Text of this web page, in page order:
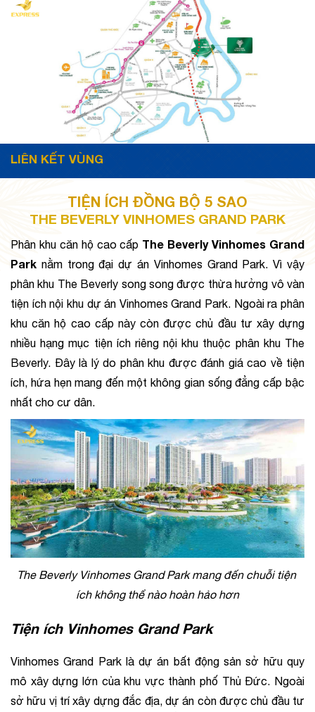
LIÊN KẾT VÙNG
TIỆN ÍCH ĐỒNG BỘ 5 SAO
THE BEVERLY VINHOMES GRAND PARK
Phân khu căn hộ cao cấp The Beverly Vinhomes Grand
Park nằm trong đại dự án Vinhomes Grand Park. Vì vậy
phân khu The Beverly song song được thừa hưởng vô vàn
tiện ích nội khu dự án Vinhomes Grand Park. Ngoài ra phân
khu căn hộ cao cấp này còn được chủ đầu tư xây dựng
nhiều hạng mục tiện ích riêng nội khu thuộc phân khu The
Beverly. Đây là lý do phân khu được đánh giá cao về tiện
ích, hứa hẹn mang đến một không gian sống đẳng cấp bậc
nhất cho cư dân.
The Beverly Vinhomes Grand Park mang đến chuỗi tiện
ích không thể nào hoàn hảo hơn
Tiện ích Vinhomes Grand Park
Vinhomes Grand Park là dự án bất động sản sở hữu quy
mô xây dựng lớn của khu vực thành phố Thủ Đức. Ngoài
sở hữu vị trí xây dựng đắc địa, dự án còn được chủ đầu tư